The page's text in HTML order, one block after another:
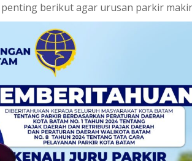
berikut agar urusan parkir